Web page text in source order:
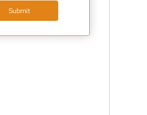
Submit